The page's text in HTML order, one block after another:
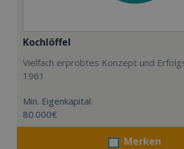
Kochlöffel
Vielfach erprobtes Konzept und
1961
Min. Eigenkapital:
80.000€
Merken